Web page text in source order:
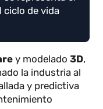
digitalizada
se representa el
y modelado
la industria al